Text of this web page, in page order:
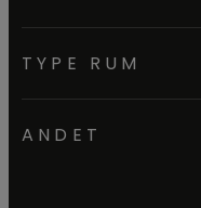
TYPE RUM
ANDET